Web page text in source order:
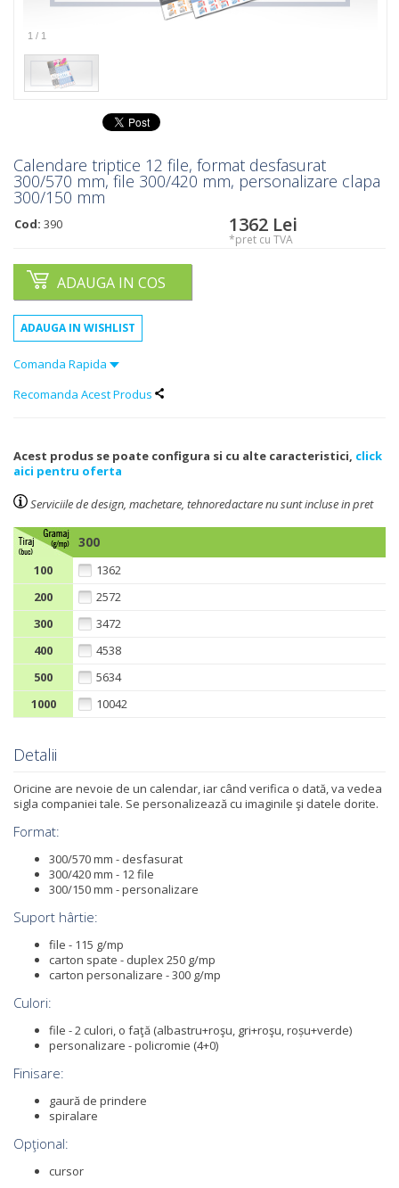
1 / 1
Calendare triptice 12 file, format desfasurat
300/570 mm, file 300/420 mm, personalizare clapa
300/150 mm
Cod: 390 1362 Lei
*pret cu TVA
Comanda Rapida
Recomanda Acest Produs
Acest produs se poate configura si cu alte caracteristici, click
aici pentru oferta
Serviciile de design, machetare, tehnoredactare nu sunt incluse in pret
300
100
1362
200
2572
300
3472
400
4538
500
5634
1000
10042
Detalii
Oricine are nevoie de un calendar, iar când verifica o dată, va vedea
sigla companiei tale. Se personalizează cu imaginile şi datele dorite.
Format:
300/570 mm - desfasurat
300/420 mm - 12 file
300/150 mm - personalizare
Suport hârtie:
file - 115 g/mp
carton spate - duplex 250 g/mp
carton personalizare - 300 g/mp
Culori:
file - 2 culori, o faţă (albastru+roşu, gri+roşu, roșu+verde)
personalizare - policromie (4+0)
Finisare:
gaură de prindere
spiralare
Opţional:
cursor